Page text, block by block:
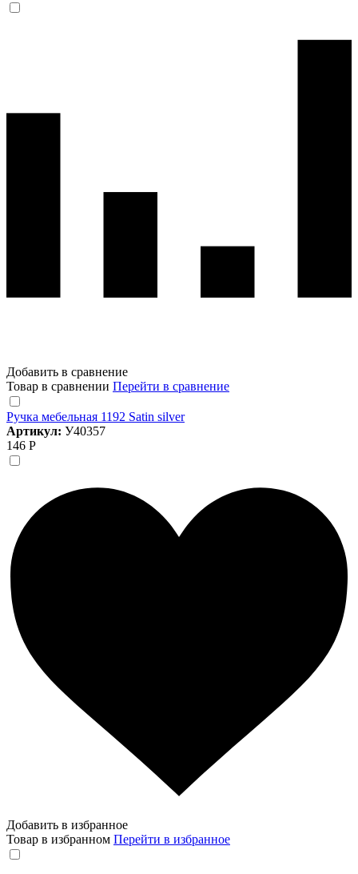
Добавить в сравнение
Товар в сравнении Перейти в сравнение
Ручка мебельная 1192 Satin silver
Артикул: У40357
146 Р
Добавить в избранное
Товар в избранном Перейти в избранное